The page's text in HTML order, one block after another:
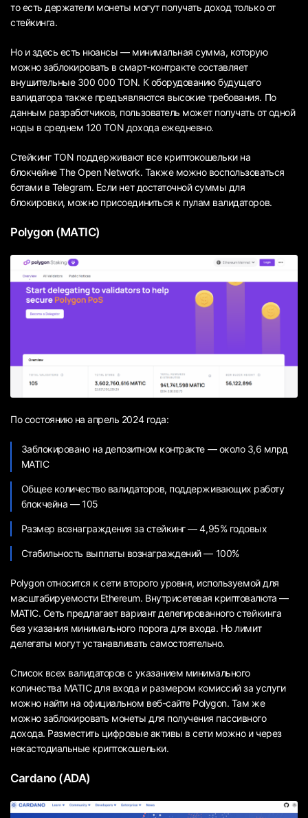
то есть держатели монеты могут получать доход только от
стейкинга.
Но и здесь есть нюансы — минимальная сумма, которую
можно заблокировать в смарт-контракте составляет
внушительные 300 000 TON. К оборудованию будущего
валидатора также предъявляются высокие требования. По
данным разработчиков, пользователь может получать от одной
ноды в среднем 120 TON дохода ежедневно.
Стейкинг TON поддерживают все криптокошельки на
блокчейне The Open Network. Также можно воспользоваться
ботами в Telegram. Если нет достаточной суммы для
блокировки, можно присоединиться к пулам валидаторов.
Polygon (MATIC)
По состоянию на апрель 2024 года:
Заблокировано на депозитном контракте — около 3,6 млрд
MATIC
Общее количество валидаторов, поддерживающих работу
блокчейна — 105
Размер вознаграждения за стейкинг — 4,95% годовых
Стабильность выплаты вознаграждений — 100%
Polygon относится к сети второго уровня, используемой для
масштабируемости Ethereum. Внутрисетевая криптовалюта —
MATIC. Сеть предлагает вариант делегированного стейкинга
без указания минимального порога для входа. Но лимит
делегаты могут устанавливать самостоятельно.
Список всех валидаторов с указанием минимального
количества MATIC для входа и размером комиссий за услуги
можно найти на официальном веб-сайте Polygon. Там же
можно заблокировать монеты для получения пассивного
дохода. Разместить цифровые активы в сети можно и через
некастодиальные криптокошельки.
Cardano (ADA)